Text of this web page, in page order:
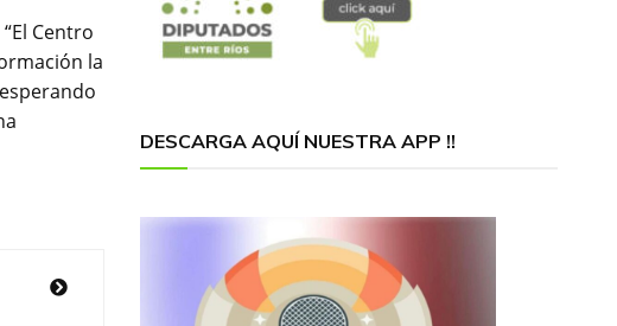
“El Centro
la
DESCARGA AQUÍ NUESTRA APP !!